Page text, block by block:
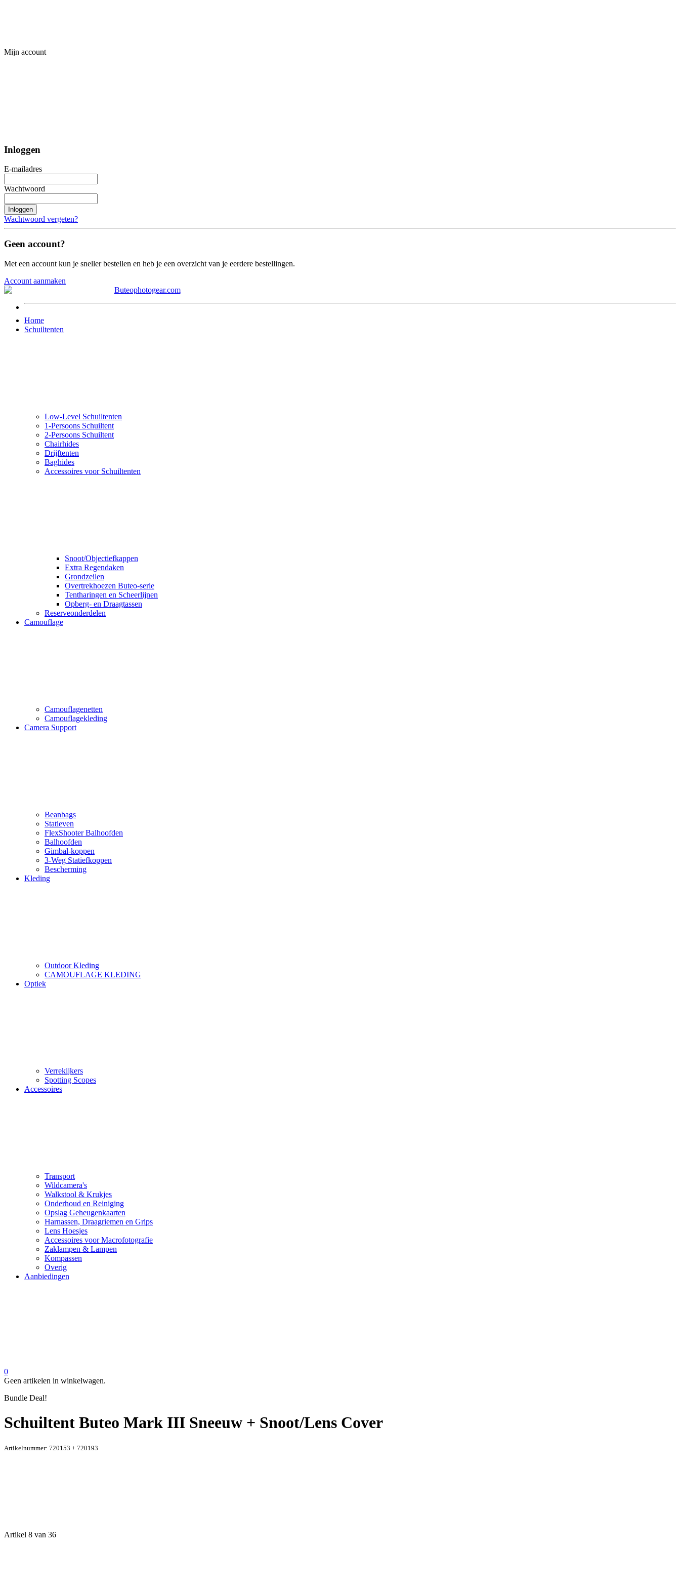
Mijn account
Inloggen
E-mailadres
Wachtwoord
Inloggen
Wachtwoord vergeten?
Geen account?
Met een account kun je sneller bestellen en heb je een overzicht van je eerdere bestellingen.
Account aanmaken
Home
Schuiltenten
Low-Level Schuiltenten
1-Persoons Schuiltent
2-Persoons Schuiltent
Chairhides
Drijftenten
Baghides
Accessoires voor Schuiltenten
Snoot/Objectiefkappen
Extra Regendaken
Grondzeilen
Overtrekhoezen Buteo-serie
Tentharingen en Scheerlijnen
Opberg- en Draagtassen
Reserveonderdelen
Camouflage
Camouflagenetten
Camouflagekleding
Camera Support
Beanbags
Statieven
FlexShooter Balhoofden
Balhoofden
Gimbal-koppen
3-Weg Statiefkoppen
Bescherming
Kleding
Outdoor Kleding
CAMOUFLAGE KLEDING
Optiek
Verrekijkers
Spotting Scopes
Accessoires
Transport
Wildcamera's
Walkstool & Krukjes
Onderhoud en Reiniging
Opslag Geheugenkaarten
Harnassen, Draagriemen en Grips
Lens Hoesjes
Accessoires voor Macrofotografie
Zaklampen & Lampen
Kompassen
Overig
Aanbiedingen
0
Geen artikelen in winkelwagen.
Bundle Deal!
Schuiltent Buteo Mark III Sneeuw + Snoot/Lens Cover
Artikelnummer: 720153 + 720193
Artikel 8 van 36